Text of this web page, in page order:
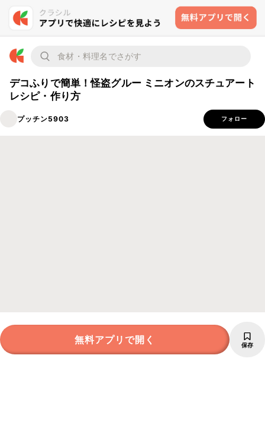
デコふりで簡単！怪盗グルー ミニオンのスチュアート
レシピ・作り方
プッチン5903 フォロー
無料アプリで開く 保存